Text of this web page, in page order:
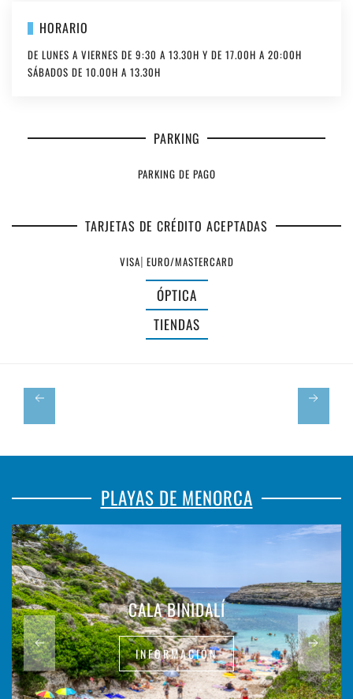
HORARIO
DE LUNES A VIERNES DE 9:30 A 13.30H Y DE 17.00H A 20:00H
SÁBADOS DE 10.00H A 13.30H
PARKING
PARKING DE PAGO
TARJETAS DE CRÉDITO ACEPTADAS
VISA| EURO/MASTERCARD
ÓPTICA
TIENDAS
ESPARTERÍA
PLAYAS DE MENORCA
CALA BINIDALÍ
INFORMACIÓN